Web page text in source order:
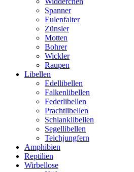
Spanner
Eulenfalter
Zünsler
Motten
Bohrer
Wickler
Raupen
Libellen
Edellibellen
Falkenlibellen
Federlibellen
Prachtlibellen
Schlanklibellen
Segellibellen
Teichjungfern
Amphibien
Reptilien
Wirbellose